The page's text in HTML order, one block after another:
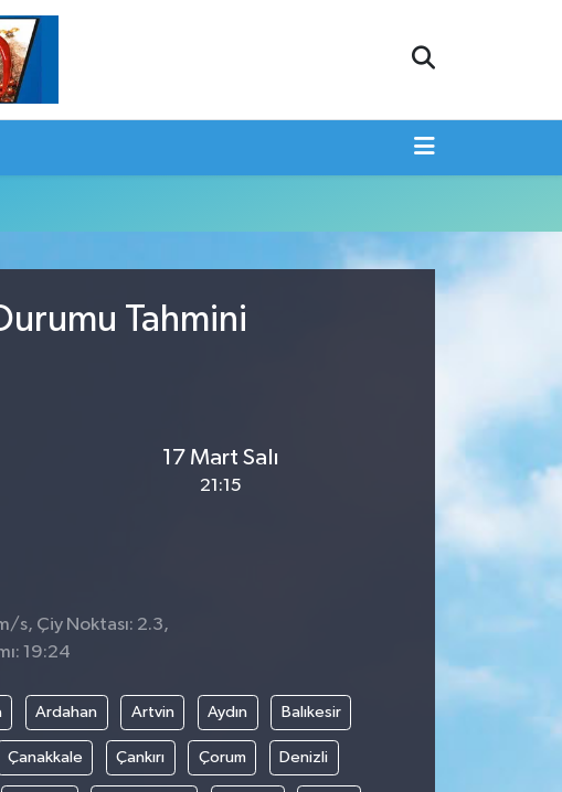
Tahmini
17 Mart Salı
21:15
s, Çiy Noktası: 2.3,
19:24
Ardahan Artvin Aydın Balıkesir
Çanakkale Çankırı Çorum Denizli